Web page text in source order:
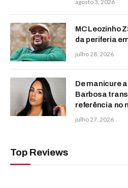
agosto 3, 2026
MC Leozinho
da periferia
julho 28, 2026
De manicure
Barbosa
referência no
julho 27, 2026
Top Reviews